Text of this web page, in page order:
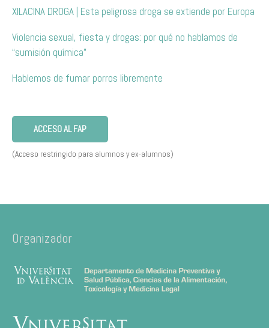
XILACINA DROGA | Esta peligrosa droga se extiende por Europa
Violencia sexual, fiesta y drogas: por qué no hablamos de
“sumisión química”
Hablemos de fumar porros libremente
ACCESO AL FAP
(Acceso restringido para alumnos y ex-alumnos)
Organizador